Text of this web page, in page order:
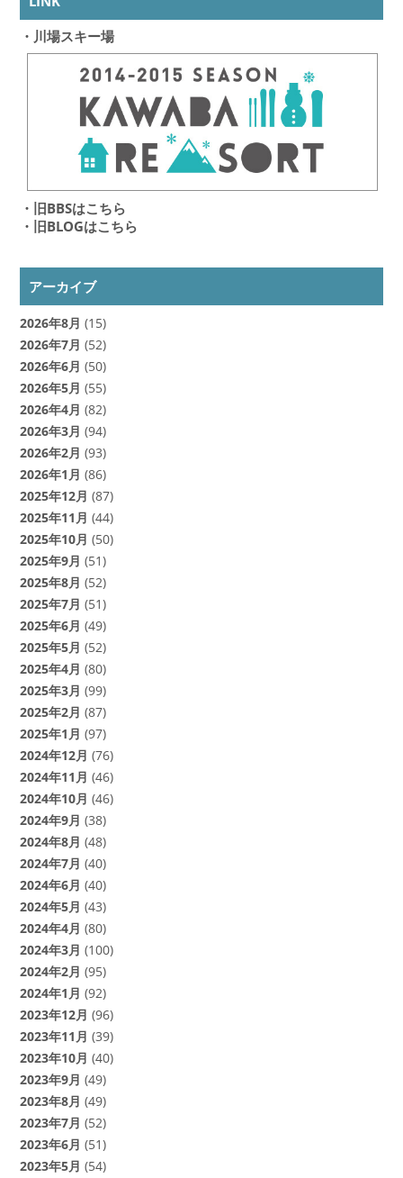
・川場スキー場
・旧BBSはこちら
・旧BLOGはこちら
アーカイブ
2026年8月 (15)
2026年7月 (52)
2026年6月 (50)
2026年5月 (55)
2026年4月 (82)
2026年3月 (94)
2026年2月 (93)
2026年1月 (86)
2025年12月 (87)
2025年11月 (44)
2025年10月 (50)
2025年9月 (51)
2025年8月 (52)
2025年7月 (51)
2025年6月 (49)
2025年5月 (52)
2025年4月 (80)
2025年3月 (99)
2025年2月 (87)
2025年1月 (97)
2024年12月 (76)
2024年11月 (46)
2024年10月 (46)
2024年9月 (38)
2024年8月 (48)
2024年7月 (40)
2024年6月 (40)
2024年5月 (43)
2024年4月 (80)
2024年3月 (100)
2024年2月 (95)
2024年1月 (92)
2023年12月 (96)
2023年11月 (39)
2023年10月 (40)
2023年9月 (49)
2023年8月 (49)
2023年7月 (52)
2023年6月 (51)
2023年5月 (54)